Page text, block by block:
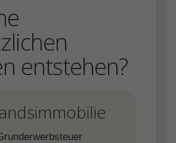
entstehen?